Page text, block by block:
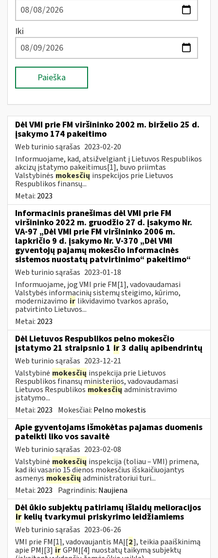
Iki
Paieška
Dėl VMI prie FM viršininko 2002 m. birželio 25 d.
įsakymo 174 pakeitimo
Web turinio sąrašas 2023-02-20
Informuojame, kad, atsižvelgiant į Lietuvos Respublikos
akcizų įstatymo pakeitimus[1], buvo priimtas
Valstybinės mokesčių inspekcijos prie Lietuvos
Respublikos finansų...
Metai: 2023
Informacinis pranešimas dėl VMI prie FM
viršininko 2022 m. gruodžio 27 d. įsakymo Nr.
VA-97 „Dėl VMI prie FM viršininko 2006 m.
lapkričio 9 d. įsakymo Nr. V-370 „Dėl VMI
gyventojų pajamų mokesčio informacinės
sistemos nuostatų patvirtinimo“ pakeitimo“
Web turinio sąrašas 2023-01-18
Informuojame, jog VMI prie FM[1], vadovaudamasi
Valstybės informacinių sistemų steigimo, kūrimo,
modernizavimo ir likvidavimo tvarkos aprašo,
patvirtinto Lietuvos...
Metai: 2023
Dėl Lietuvos Respublikos pelno mokesčio
įstatymo 21 straipsnio 1 ir 3 dalių apibendrintų
Web turinio sąrašas 2023-12-21
Valstybinė mokesčių inspekcija prie Lietuvos
Respublikos finansų ministerijos, vadovaudamasi
Lietuvos Respublikos mokesčių administravimo
įstatymo...
Metai: 2023 Mokesčiai: Pelno mokestis
Apie gyventojams išmokėtas pajamas duomenis
pateikti liko vos savaitė
Web turinio sąrašas 2023-02-08
Valstybinė mokesčių inspekcija (toliau – VMI) primena,
kad iki vasario 15 dienos mokesčius išskaičiuojantys
asmenys mokesčių administratoriui turi...
Metai: 2023 Pagrindinis: Naujiena
Dėl ūkio subjektų patiriamų išlaidų melioracijos
ir kelių tvarkymui priskyrimo leidžiamiems
Web turinio sąrašas 2023-06-26
VMI prie FM[1], vadovaujantis MAĮ[2], teikia paaiškinimą
apie PMĮ[3]irGPMĮ[4] nuostatų taikymą subjektų